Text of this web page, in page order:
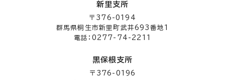
新里支所
〒376-0194
群馬県桐生市新里町武井693番地1
電話：0277-74-2211
黒保根支所
〒376-0196